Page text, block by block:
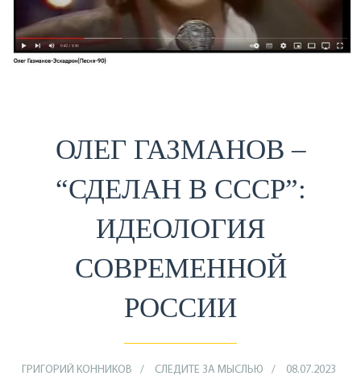
ОЛЕГ ГАЗМАНОВ –
“СДЕЛАН В СССР”:
ИДЕОЛОГИЯ
СОВРЕМЕННОЙ
РОССИИ
ГРИГОРИЙ КОННИКОВ СЛЕДИТЕ ЗА МЫСЛЬЮ 08.07.2023